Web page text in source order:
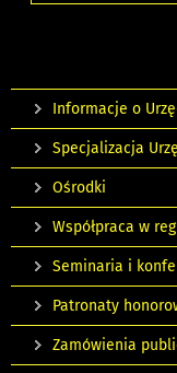
Informacje o
Specjalizacja
Ośrodki
Współpraca w
Seminaria i
Patronaty
Zamówienia